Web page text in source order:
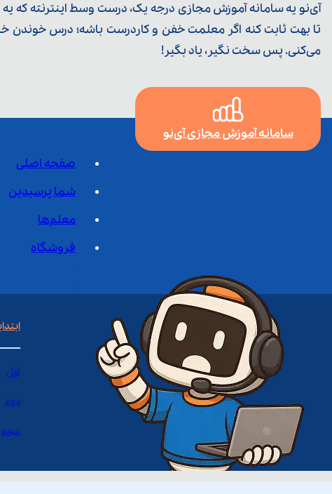
آی‌نو یه سامانه آموزش مجازی درجه یک، درست وسط اینترنته که
تا بهت ثابت کنه اگر معلمت خفن و کاردرست باشه؛ درس خوندن
می‌کنی. پس سخت نگیر، یاد بگیر!
سامانه آموزش مجازی آی‌نو
صفحه اصلی
شما پرسیدین
معلم‌ها
فروشگاه
اول
دوم
سوم